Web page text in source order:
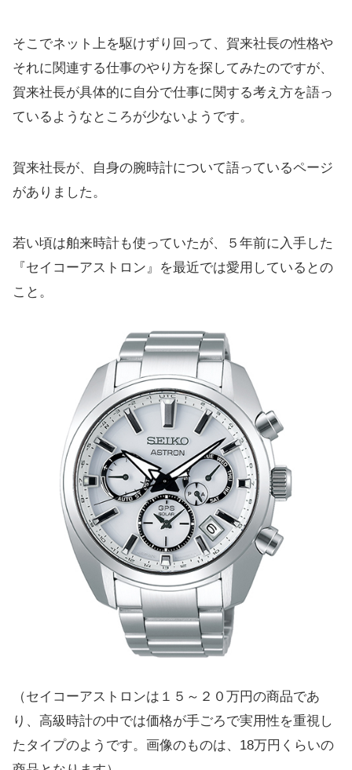
そこでネット上を駆けずり回って、賀来社長の性格や
それに関連する仕事のやり方を探してみたのですが、
賀来社長が具体的に自分で仕事に関する考え方を語っ
ているようなところが少ないようです。
賀来社長が、自身の腕時計について語っているページ
がありました。
若い頃は舶来時計も使っていたが、５年前に入手した
『セイコーアストロン』を最近では愛用しているとの
こと。
（セイコーアストロンは１５～２０万円の商品であ
り、高級時計の中では価格が手ごろで実用性を重視し
たタイプのようです。画像のものは、18万円くらいの